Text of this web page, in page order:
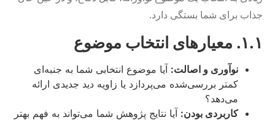
جذاب برای شما بستگی دارد.
۱.۱. معیارهای انتخاب موضوع
نوآوری و اصالت: آیا موضوع انتخابی شما به جنبه‌ای
کمتر بررسی‌شده می‌پردازد یا زاویه دید جدیدی ارائه
می‌دهد؟
کاربردی بودن: آیا نتایج پژوهش شما می‌تواند به فهم بهتر